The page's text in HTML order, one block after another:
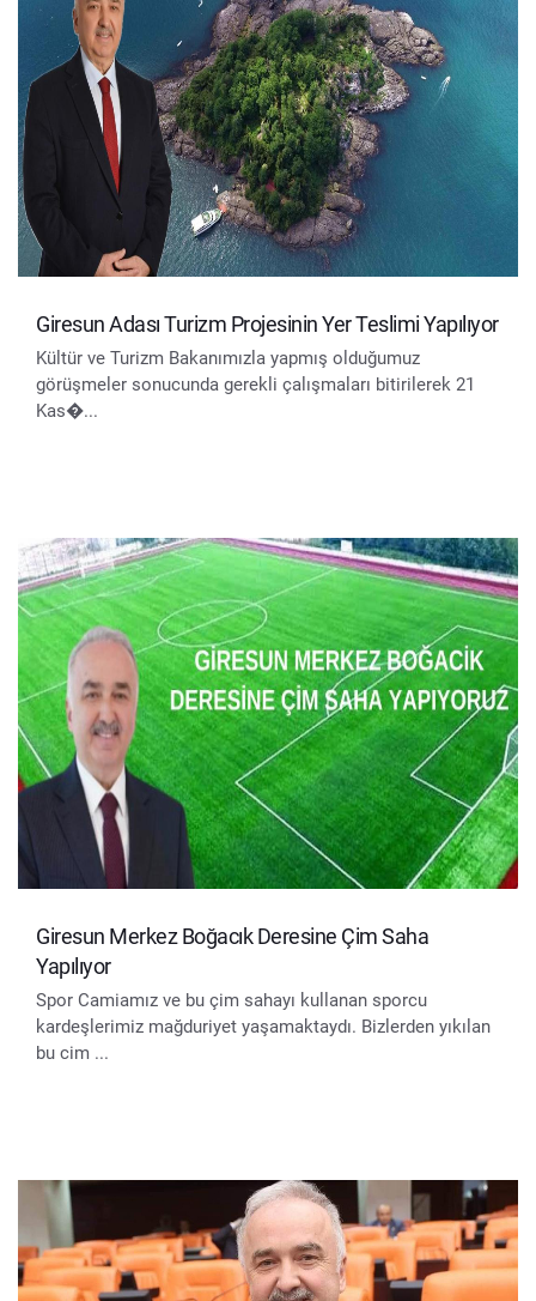
Giresun Adası Turizm Projesinin Yer Teslimi Yapılıyor
Kültür ve Turizm Bakanımızla yapmış olduğumuz
görüşmeler sonucunda gerekli çalışmaları bitirilerek 21
Kas�...
Giresun Merkez Boğacık Deresine Çim Saha
Yapılıyor
Spor Camiamız ve bu çim sahayı kullanan sporcu
kardeşlerimiz mağduriyet yaşamaktaydı. Bizlerden yıkılan
bu cim ...